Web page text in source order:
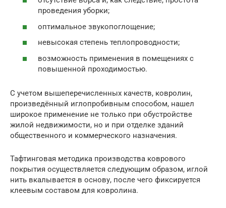
проведения уборки;
оптимальное звукопоглощение;
невысокая степень теплопроводности;
возможность применения в помещениях с
повышенной проходимостью.
С учетом вышеперечисленных качеств, ковролин,
произведённый иглопробивным способом, нашел
широкое применение не только при обустройстве
жилой недвижимости, но и при отделке зданий
общественного и коммерческого назначения.
Тафтинговая методика производства коврового
покрытия осуществляется следующим образом, иглой
нить вкалывается в основу, после чего фиксируется
клеевым составом для ковролина.